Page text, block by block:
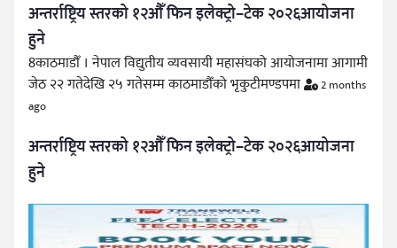
अन्तर्राष्ट्रिय स्तरको १२औँ फिन इलेक्ट्रो–टेक २०२६आयोजना
हुने
8काठमाडौँ । नेपाल विद्युतीय व्यवसायी महासंघको आयोजनामा आगामी
जेठ २२ गतेदेखि २५ गतेसम्म काठमाडौँको भृकुटीमण्डपमा
2 months
ago
अन्तर्राष्ट्रिय स्तरको १२औँ फिन इलेक्ट्रो–टेक २०२६आयोजना
हुने